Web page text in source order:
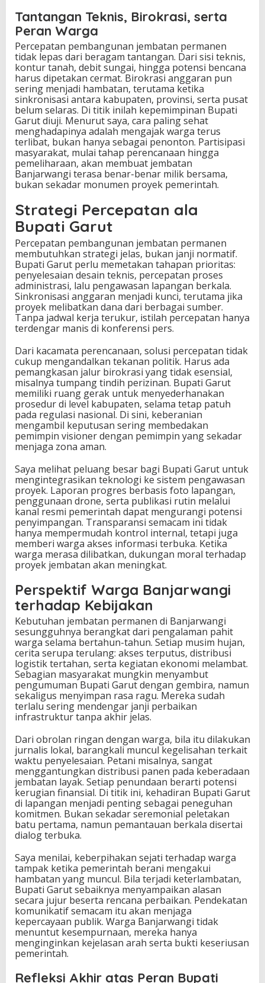
Tantangan Teknis, Birokrasi, serta
Peran Warga
Percepatan pembangunan jembatan permanen
tidak lepas dari beragam tantangan. Dari sisi teknis,
kontur tanah, debit sungai, hingga potensi bencana
harus dipetakan cermat. Birokrasi anggaran pun
sering menjadi hambatan, terutama ketika
sinkronisasi antara kabupaten, provinsi, serta pusat
belum selaras. Di titik inilah kepemimpinan Bupati
Garut diuji. Menurut saya, cara paling sehat
menghadapinya adalah mengajak warga terus
terlibat, bukan hanya sebagai penonton. Partisipasi
masyarakat, mulai tahap perencanaan hingga
pemeliharaan, akan membuat jembatan
Banjarwangi terasa benar-benar milik bersama,
bukan sekadar monumen proyek pemerintah.
Strategi Percepatan ala
Bupati Garut
Percepatan pembangunan jembatan permanen
membutuhkan strategi jelas, bukan janji normatif.
Bupati Garut perlu memetakan tahapan prioritas:
penyelesaian desain teknis, percepatan proses
administrasi, lalu pengawasan lapangan berkala.
Sinkronisasi anggaran menjadi kunci, terutama jika
proyek melibatkan dana dari berbagai sumber.
Tanpa jadwal kerja terukur, istilah percepatan hanya
terdengar manis di konferensi pers.
Dari kacamata perencanaan, solusi percepatan tidak
cukup mengandalkan tekanan politik. Harus ada
pemangkasan jalur birokrasi yang tidak esensial,
misalnya tumpang tindih perizinan. Bupati Garut
memiliki ruang gerak untuk menyederhanakan
prosedur di level kabupaten, selama tetap patuh
pada regulasi nasional. Di sini, keberanian
mengambil keputusan sering membedakan
pemimpin visioner dengan pemimpin yang sekadar
menjaga zona aman.
Saya melihat peluang besar bagi Bupati Garut untuk
mengintegrasikan teknologi ke sistem pengawasan
proyek. Laporan progres berbasis foto lapangan,
penggunaan drone, serta publikasi rutin melalui
kanal resmi pemerintah dapat mengurangi potensi
penyimpangan. Transparansi semacam ini tidak
hanya mempermudah kontrol internal, tetapi juga
memberi warga akses informasi terbuka. Ketika
warga merasa dilibatkan, dukungan moral terhadap
proyek jembatan akan meningkat.
Perspektif Warga Banjarwangi
terhadap Kebijakan
Kebutuhan jembatan permanen di Banjarwangi
sesungguhnya berangkat dari pengalaman pahit
warga selama bertahun-tahun. Setiap musim hujan,
cerita serupa terulang: akses terputus, distribusi
logistik tertahan, serta kegiatan ekonomi melambat.
Sebagian masyarakat mungkin menyambut
pengumuman Bupati Garut dengan gembira, namun
sekaligus menyimpan rasa ragu. Mereka sudah
terlalu sering mendengar janji perbaikan
infrastruktur tanpa akhir jelas.
Dari obrolan ringan dengan warga, bila itu dilakukan
jurnalis lokal, barangkali muncul kegelisahan terkait
waktu penyelesaian. Petani misalnya, sangat
menggantungkan distribusi panen pada keberadaan
jembatan layak. Setiap penundaan berarti potensi
kerugian finansial. Di titik ini, kehadiran Bupati Garut
di lapangan menjadi penting sebagai peneguhan
komitmen. Bukan sekadar seremonial peletakan
batu pertama, namun pemantauan berkala disertai
dialog terbuka.
Saya menilai, keberpihakan sejati terhadap warga
tampak ketika pemerintah berani mengakui
hambatan yang muncul. Bila terjadi keterlambatan,
Bupati Garut sebaiknya menyampaikan alasan
secara jujur beserta rencana perbaikan. Pendekatan
komunikatif semacam itu akan menjaga
kepercayaan publik. Warga Banjarwangi tidak
menuntut kesempurnaan, mereka hanya
menginginkan kejelasan arah serta bukti keseriusan
pemerintah.
Refleksi Akhir atas Peran Bupati